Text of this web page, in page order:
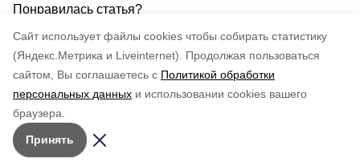
Cайт использует файлы cookies чтобы собирать статистику
(Яндекс.Метрика и Liveinternet).
Продолжая пользоваться
сайтом, Вы соглашаетесь с Политикой обработки
персональных данных и использовании cookies вашего
браузера.
Принять
Понравилась статья?
4 2 1